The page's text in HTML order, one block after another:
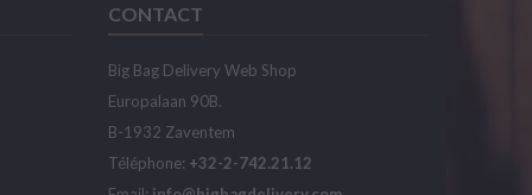
CONTACT
Big Bag Delivery Web Shop
Europalaan 90B.
B-1932 Zaventem
Téléphone: +32-2-742.21.12